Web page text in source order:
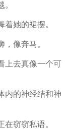
她的裙摆。
像奔马。
上去真像一个可
的神经结和神
窃窃私语。